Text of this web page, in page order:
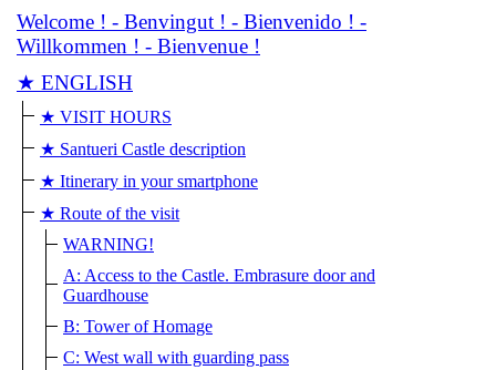
Welcome ! - Benvingut ! - Bienvenido ! -
Willkommen ! - Bienvenue !
★ ENGLISH
★ VISIT HOURS
★ Santueri Castle description
★ Itinerary in your smartphone
★ Route of the visit
WARNING!
A: Access to the Castle. Embrasure door and
Guardhouse
B: Tower of Homage
C: West wall with guarding pass